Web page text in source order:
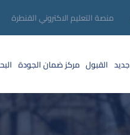
منصة التعليم الاكتروني القنطرة
جديد القبول مركز ضمان الجودة